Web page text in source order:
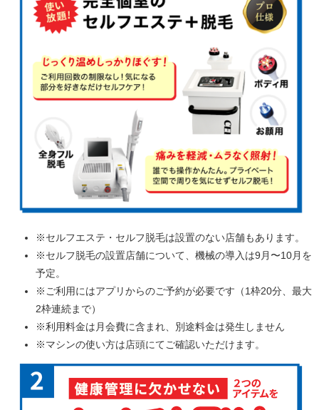
※セルフエステ・セルフ脱毛は設置のない店舗もあります。
※セルフ脱毛の設置店舗について、機械の導入は9月〜10月を
予定。
※ご利用にはアプリからのご予約が必要です（1枠20分、最大
2枠連続まで）
※利用料金は月会費に含まれ、別途料金は発生しません
※マシンの使い方は店頭にてご確認いただけます。